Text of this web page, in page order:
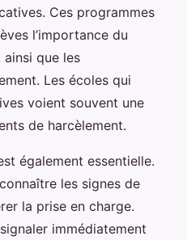
Ces programmes
l’importance du
ainsi que les
Les écoles qui
voient souvent une
de harcèlement.
également essentielle.
les signes de
la prise en charge.
immédiatement